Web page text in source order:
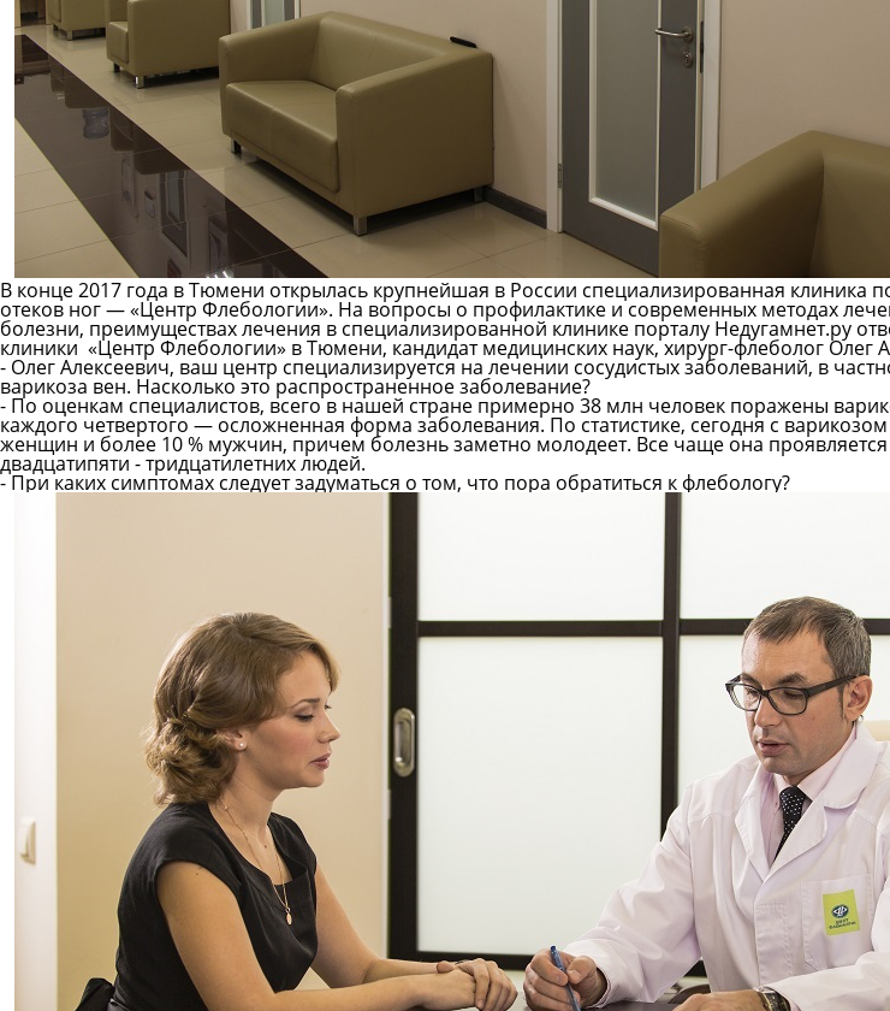
В конце 2017 года в Тюмени открылась крупнейшая в России специализированная клиника
отеков ног —«Центр Флебологии». На вопросы о профилактике и современных методах
болезни, преимуществах лечения в специализированной клинике порталу Недугамнет.ру
клиники «Центр Флебологии» в Тюмени, кандидат медицинских наук, хирург-флеболог Олег
- Олег Алексеевич, ваш центр специализируется на лечении сосудистых заболеваний, в
варикоза вен. Насколько это распространенное заболевание?
- По оценкам специалистов, всего в нашей стране примерно 38 млн человек поражены
каждого четвертого — осложненная форма заболевания. По статистике, сегодня с варикозом
женщин и более 10 % мужчин, причем болезнь заметно молодеет. Все чаще она проявляется
двадцатипяти - тридцатилетних людей.
- При каких симптомах следует задуматься о том, что пора обратиться к флебологу?